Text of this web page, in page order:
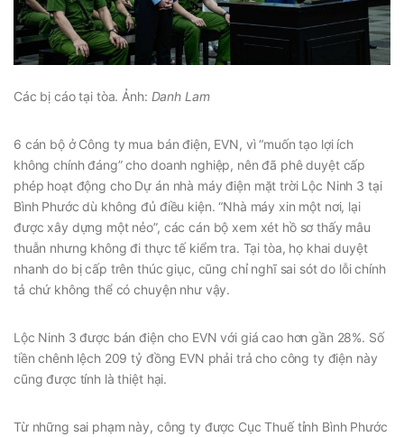
Các bị cáo tại tòa. Ảnh: Danh Lam
6 cán bộ ở Công ty mua bán điện, EVN, vì “muốn tạo lợi ích
không chính đáng” cho doanh nghiệp, nên đã phê duyệt cấp
phép hoạt động cho Dự án nhà máy điện mặt trời Lộc Ninh 3 tại
Bình Phước dù không đủ điều kiện. “Nhà máy xin một nơi, lại
được xây dựng một nẻo”, các cán bộ xem xét hồ sơ thấy mâu
thuẫn nhưng không đi thực tế kiểm tra. Tại tòa, họ khai duyệt
nhanh do bị cấp trên thúc giục, cũng chỉ nghĩ sai sót do lỗi chính
tả chứ không thể có chuyện như vậy.
Lộc Ninh 3 được bán điện cho EVN với giá cao hơn gần 28%. Số
tiền chênh lệch 209 tỷ đồng EVN phải trả cho công ty điện này
cũng được tính là thiệt hại.
Từ những sai phạm này, công ty được Cục Thuế tỉnh Bình Phước